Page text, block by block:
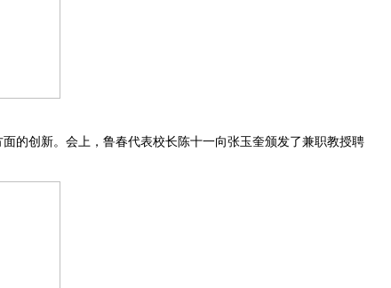
创新。会上，鲁春代表校长陈十一向张玉奎颁发了兼职教授聘